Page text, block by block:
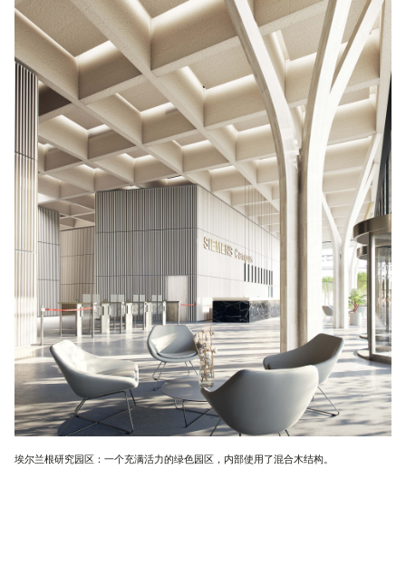
埃尔兰根研究园区：一个充满活力的绿色园区，内部使用了混合木结构。